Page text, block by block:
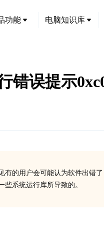
功能 电脑知识库
错误提示
的用户会可能认为软件出错了
系统运行库所导致的。